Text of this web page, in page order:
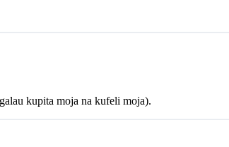
kupita moja na kufeli moja).